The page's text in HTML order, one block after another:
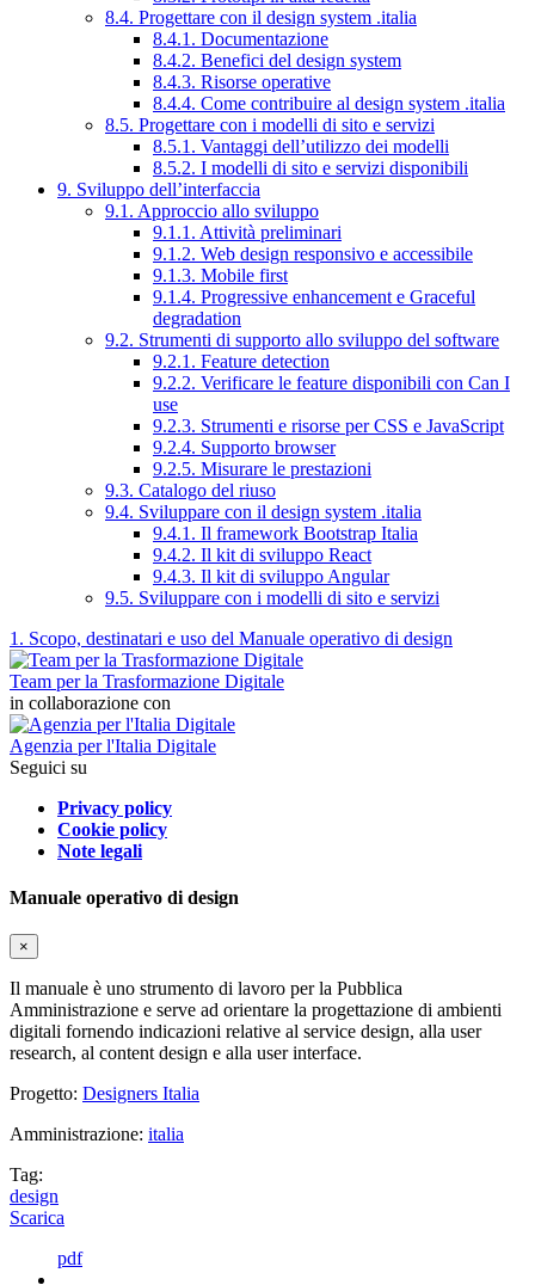
8.4. Progettare con il design system .italia
8.4.1. Documentazione
8.4.2. Benefici del design system
8.4.3. Risorse operative
8.4.4. Come contribuire al design system .italia
8.5. Progettare con i modelli di sito e servizi
8.5.1. Vantaggi dell’utilizzo dei modelli
8.5.2. I modelli di sito e servizi disponibili
9. Sviluppo dell’interfaccia
9.1. Approccio allo sviluppo
9.1.1. Attività preliminari
9.1.2. Web design responsivo e accessibile
9.1.3. Mobile first
9.1.4. Progressive enhancement e Graceful
degradation
9.2. Strumenti di supporto allo sviluppo del software
9.2.1. Feature detection
9.2.2. Verificare le feature disponibili con Can I
use
9.2.3. Strumenti e risorse per CSS e JavaScript
9.2.4. Supporto browser
9.2.5. Misurare le prestazioni
9.3. Catalogo del riuso
9.4. Sviluppare con il design system .italia
9.4.1. Il framework Bootstrap Italia
9.4.2. Il kit di sviluppo React
9.4.3. Il kit di sviluppo Angular
9.5. Sviluppare con i modelli di sito e servizi
1. Scopo, destinatari e uso del Manuale operativo di design
Team per la Trasformazione Digitale
in collaborazione con
Agenzia per l'Italia Digitale
Seguici su
Privacy policy
Cookie policy
Note legali
Manuale operativo di design
×
Il manuale è uno strumento di lavoro per la Pubblica
Amministrazione e serve ad orientare la progettazione di ambienti
digitali fornendo indicazioni relative al service design, alla user
research, al content design e alla user interface.
Progetto: Designers Italia
Amministrazione: italia
Tag:
design
Scarica
pdf